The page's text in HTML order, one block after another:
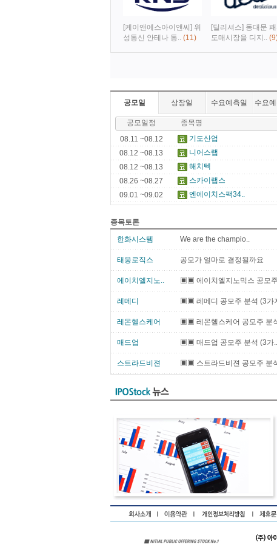
[케이앤에스아이앤씨] 위
성통신 안테나 통.. (11)
[딜리셔스] 동대문 패
도매시장을 디지..
공모일 상장일 수요예측일 수요
공모일정 종목명
08.11 ~08.12
기도산업
08.12 ~08.13
니어스랩
08.12 ~08.13
해치텍
08.26 ~08.27
스카이랩스
09.01 ~09.02
엔에이치스팩34..
종목토론
한화시스템
We are the champio..
태웅로직스 공모가 얼마로 결정될까요
에이치엘지노.. ▣▣ 에이치엘지노믹스 공모
레메디 ▣▣ 레메디 공모주 분석 (3가
레몬헬스케어 ▣▣ 레몬헬스케어 공모주 분
매드업 ▣▣ 매드업 공모주 분석 (3가..
스트라드비젼 ▣▣ 스트라드비젼 공모주 분